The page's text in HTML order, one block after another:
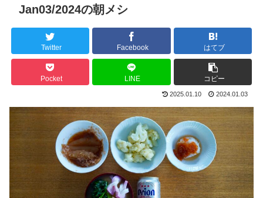
Jan03/2024の朝メシ
Twitter Facebook はてブ
Pocket LINE コピー
2025.01.10 2024.01.03